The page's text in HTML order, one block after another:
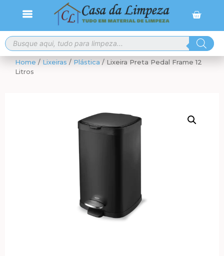
Frete grátis para compras a partir de R$ 300,00
Home / Lixeiras / Plástica / Lixeira Preta Pedal Frame 12
Litros